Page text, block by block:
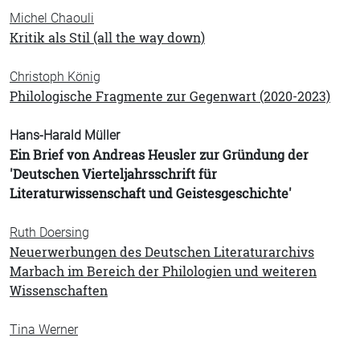
Michel Chaouli
Kritik als Stil (all the way down)
Christoph König
Philologische Fragmente zur Gegenwart (2020-2023)
Hans-Harald Müller
Ein Brief von Andreas Heusler zur Gründung der
'Deutschen Vierteljahrsschrift für
Literaturwissenschaft und Geistesgeschichte'
Ruth Doersing
Neuerwerbungen des Deutschen Literaturarchivs
Marbach im Bereich der Philologien und weiteren
Wissenschaften
Tina Werner